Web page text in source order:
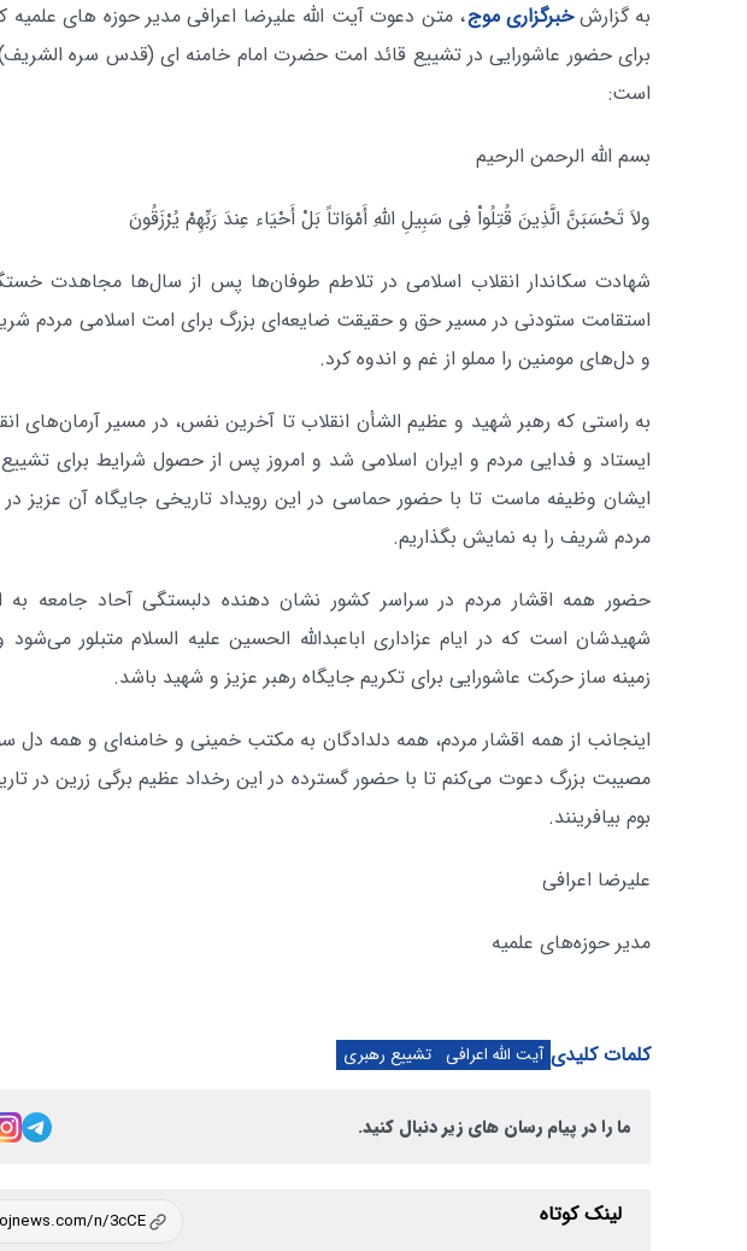
به گزارشخبرگزاری موج، متن دعوت آیت الله علیرضا اعرافی مدیر حوزه های علمیه
برای حضور عاشورایی در تشییع قائد امت حضرت امام خامنه ای (قدس سره
است:
بسم الله الرحمن الرحیم
ولاَ تَحْسَبَنَّ الَّذِینَ قُتِلُواْ فِی سَبِیلِ اللّهِ أَمْوَاتاً بَلْ أَحْیَاء عِندَ رَبِّهِمْ یُرْزَقُونَ
شهادت سکاندار انقلاب اسلامی در تلاطم طوفان‌ها پس از سال‌ها مجاهدت
استقامت ستودنی در مسیر حق و حقیقت ضایعه‌ای بزرگ برای امت اسلامی مردم
و دل‌های مومنین را مملو از غم و اندوه کرد.
به راستی که رهبر شهید و عظیم الشأن انقلاب تا آخرین نفس، در مسیر آرمان‌های
ایستاد و فدایی مردم و ایران اسلامی شد و امروز پس از حصول شرایط برای تشییع
ایشان وظیفه ماست تا با حضور حماسی در این رویداد تاریخی جایگاه آن عزیز
مردم شریف را به نمایش بگذاریم.
حضور همه اقشار مردم در سراسر کشور نشان دهنده دلبستگی آحاد جامعه به
شهیدشان است که در ایام عزاداری اباعبدالله الحسین علیه السلام متبلور می‌شود
زمینه ساز حرکت عاشورایی برای تکریم جایگاه رهبر عزیز و شهید باشد.
اینجانب از همه اقشار مردم، همه دلدادگان به مکتب خمینی و خامنه‌ای و همه دل
مصیبت بزرگ دعوت می‌کنم تا با حضور گسترده در این رخداد عظیم برگی زرین در
بوم بیافرینند.
علیرضا اعرافی
مدیر حوزه‌های علمیه
کلمات کلیدی آیت الله اعرافی تشییع رهبری
ما را در پیام رسان های زیر دنبال کنید.
لینک کوتاه